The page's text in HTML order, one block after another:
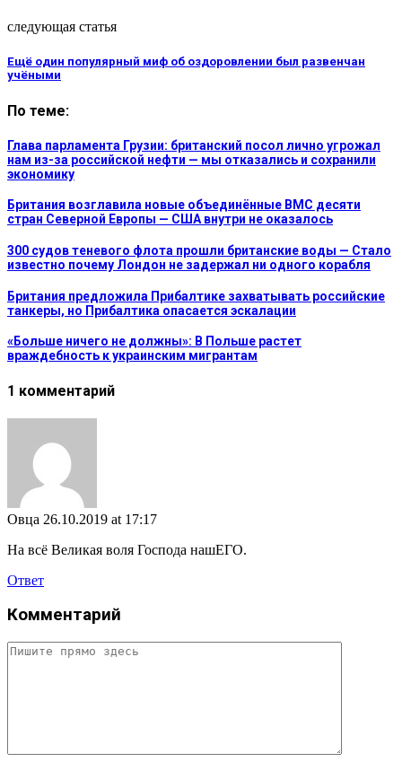
следующая статья
Ещё один популярный миф об оздоровлении был развенчан
учёными
По теме:
Глава парламента Грузии: британский посол лично угрожал
нам из-за российской нефти — мы отказались и сохранили
экономику
Британия возглавила новые объединённые ВМС десяти
стран Северной Европы — США внутри не оказалось
300 судов теневого флота прошли британские воды — Стало
известно почему Лондон не задержал ни одного корабля
Британия предложила Прибалтике захватывать российские
танкеры, но Прибалтика опасается эскалации
«Больше ничего не должны»: В Польше растет
враждебность к украинским мигрантам
1 комментарий
Овца 26.10.2019 at 17:17
На всё Великая воля Господа нашЕГО.
Ответ
Комментарий